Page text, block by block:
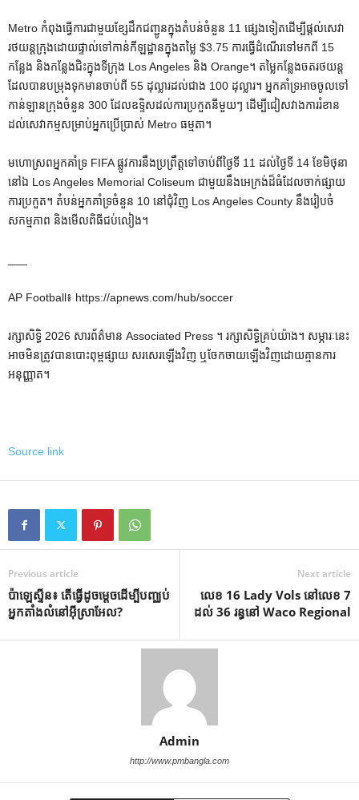
Metro កំពុងធ្វើការជាមួយខ្សែដឹកជញ្ជូនក្នុងតំបន់ចំនួន 11 ផ្សេងទៀតដើម្បីផ្តល់សេវា
រថយន្តក្រុងដោយផ្ទាល់ទៅកាន់កីឡដ្ឋានក្នុងតម្លៃ $3.75 ការធ្វើដំណើរទៅមកពី 15
កន្លែង និងកន្លែងជិះក្នុងទីក្រុង Los Angeles និង Orange។ តម្លៃ​កន្លែង​ចត​រថយន្ត​
ដែល​បាន​បម្រុង​ទុក​មាន​ចាប់ពី 55 ដុល្លារ​ដល់​ជាង 100 ដុល្លារ។ អ្នកគាំទ្រអាចចូលទៅ
កាន់ឡានក្រុងចំនួន 300 ដែលឧទ្ទិសដល់ការប្រកួតនីមួយៗ ដើម្បីជៀសវាងការរំខាន
ដល់សេវាកម្មសម្រាប់អ្នកប្រើប្រាស់ Metro ធម្មតា។
មហោស្រពអ្នកគាំទ្រ FIFA ផ្លូវការនឹងប្រព្រឹត្តទៅចាប់ពីថ្ងៃទី 11 ដល់ថ្ងៃទី 14 ខែមិថុនា
នៅឯ Los Angeles Memorial Coliseum ជាមួយនឹងអេក្រង់ដ៏ធំដែលចាក់ផ្សាយ
ការប្រកួត។ តំបន់អ្នកគាំទ្រចំនួន 10 នៅជុំវិញ Los Angeles County នឹងរៀបចំ
សកម្មភាព និងមើលពិធីជប់លៀង។
AP Football៖ https://apnews.com/hub/soccer
រក្សាសិទ្ធិ 2026 សារព័ត៌មាន Associated Press ។ រក្សាសិទ្ធិគ្រប់យ៉ាង។ សម្ភារៈនេះ
អាចមិនត្រូវបានបោះពុម្ពផ្សាយ សរសេរឡើងវិញ ឬចែកចាយឡើងវិញដោយគ្មានការ
អនុញ្ញាត។
Source link
Previous article
ប៉ាឡេស្ទីន៖ តើធ្វើដូចម្តេចដើម្បីបញ្ឈប់
អ្នកតាំងលំនៅអ៊ីស្រាអែល?
Next article
លេខ 16 Lady Vols នៅលេខ 7
ដល់ 36 រន្ធនៅ Waco Regional
Admin
http://www.pmbangla.com